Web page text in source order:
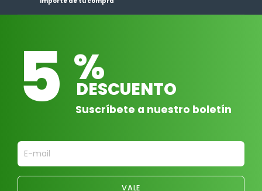
5 %
DESCUENTO
Suscríbete a nuestro boletín